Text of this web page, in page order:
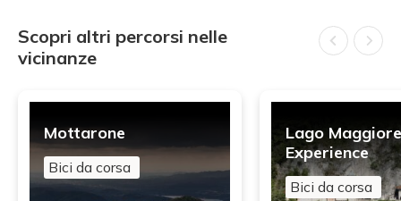
Scopri altri percorsi nelle
vicinanze
Mottarone
Bici da corsa
Lago
Experience
Bici da corsa